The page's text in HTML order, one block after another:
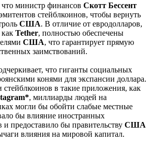
что министр финансов Скотт Бессент
стейблкоинов, чтобы вернуть
США. В отличие от евродолларов,
Tether, полностью обеспечены
США, что гарантирует прямую
заимствований.
что гиганты социальных
конями для экспансии доллара.
стейблкоинов в такие приложения, как
, миллиарды людей на
могли бы обойти слабые местные
бы влияние иностранных
и предоставило бы правительству США
влияния на мировой капитал.